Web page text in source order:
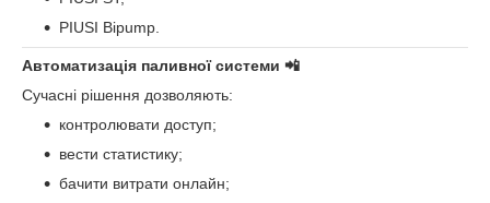
PIUSI Bipump.
Автоматизація паливної системи 📲
Сучасні рішення дозволяють:
контролювати доступ;
вести статистику;
бачити витрати онлайн;